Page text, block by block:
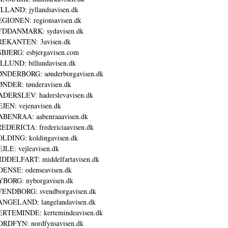
jyllandsavisen.dk
regionsavisen.dk
sydavisen.dk
3avisen.dk
esbjergavisen.com
billundavisen.dk
sønderborgavisen.dk
tønderavisen.dk
haderslevavisen.dk
vejenavisen.dk
aabenraaavisen.dk
fredericiaavisen.dk
koldingavisen.dk
vejleavisen.dk
middelfartavisen.dk
odenseavisen.dk
nyborgavisen.dk
svendborgavisen.dk
langelandavisen.dk
kertemindeavisen.dk
nordfynsavisen.dk